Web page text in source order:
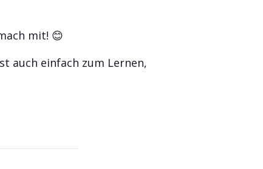
mit! 😊
auch einfach zum Lernen,